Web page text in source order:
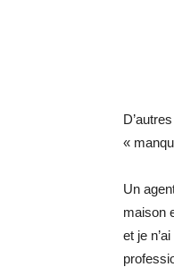
«
Un
maison
et je